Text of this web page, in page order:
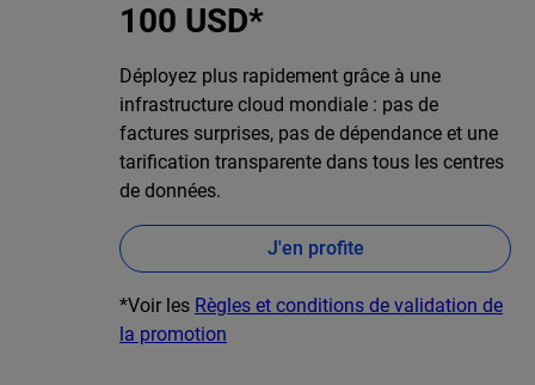
100 USD*
Déployez plus rapidement grâce à une
infrastructure cloud mondiale : pas de
factures surprises, pas de dépendance et une
tarification transparente dans tous les centres
de données.
J'en profite
*Voir les Règles et conditions de validation de
la promotion